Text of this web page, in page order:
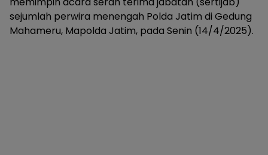
sejumlah perwira menengah Polda Jatim di Gedung
Mahameru, Mapolda Jatim, pada Senin (14/4/2025).